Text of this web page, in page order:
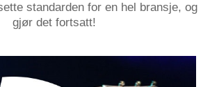
standarden for en hel bransje, og
gjør det fortsatt!